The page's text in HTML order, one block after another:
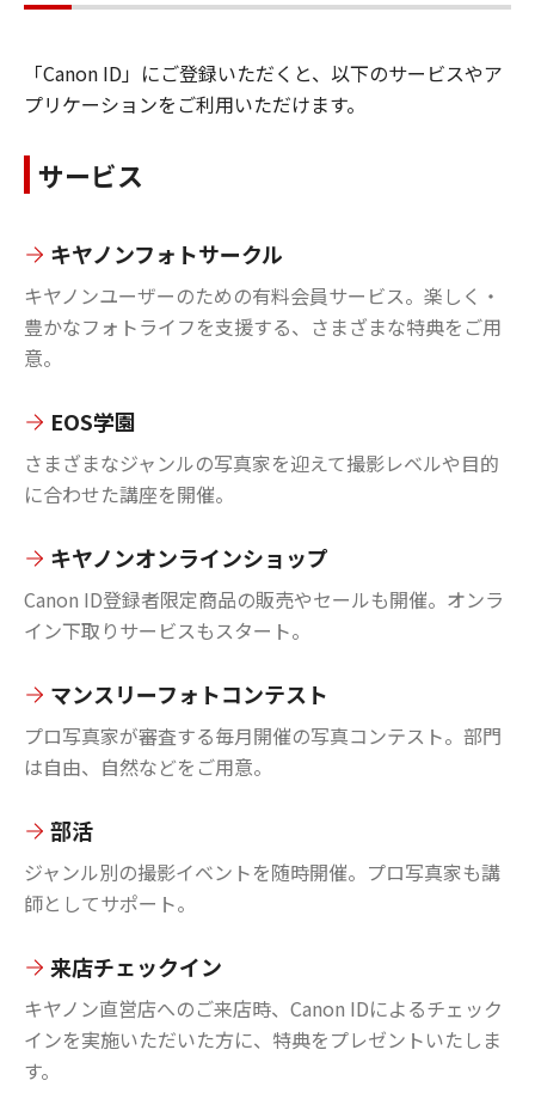
「Canon ID」にご登録いただくと、以下のサービスやア
プリケーションをご利用いただけます。
サービス
キヤノンフォトサークル
キヤノンユーザーのための有料会員サービス。楽しく・
豊かなフォトライフを支援する、さまざまな特典をご用
意。
EOS学園
さまざまなジャンルの写真家を迎えて撮影レベルや目的
に合わせた講座を開催。
キヤノンオンラインショップ
Canon ID登録者限定商品の販売やセールも開催。オンラ
イン下取りサービスもスタート。
マンスリーフォトコンテスト
プロ写真家が審査する毎月開催の写真コンテスト。部門
は自由、自然などをご用意。
部活
ジャンル別の撮影イベントを随時開催。プロ写真家も講
師としてサポート。
来店チェックイン
キヤノン直営店へのご来店時、Canon IDによるチェック
インを実施いただいた方に、特典をプレゼントいたしま
す。